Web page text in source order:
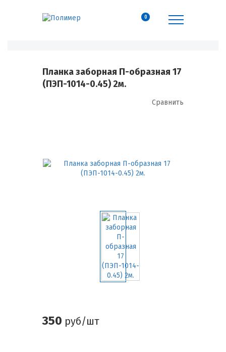
0
Планка заборная П-образная 17
(ПЭП-1014-0.45) 2м.
Сравнить
350 руб/шт